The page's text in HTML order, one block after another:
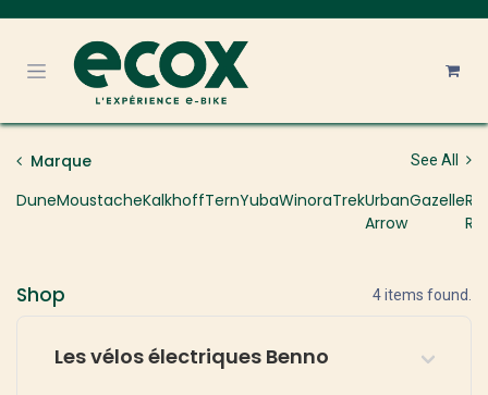
Marque See All
DuneMoustacheKalkhoffTernYubaWinoraTrekUrban
Arrow
GazelleR
Shop 4 items found.
Les vélos électriques Benno